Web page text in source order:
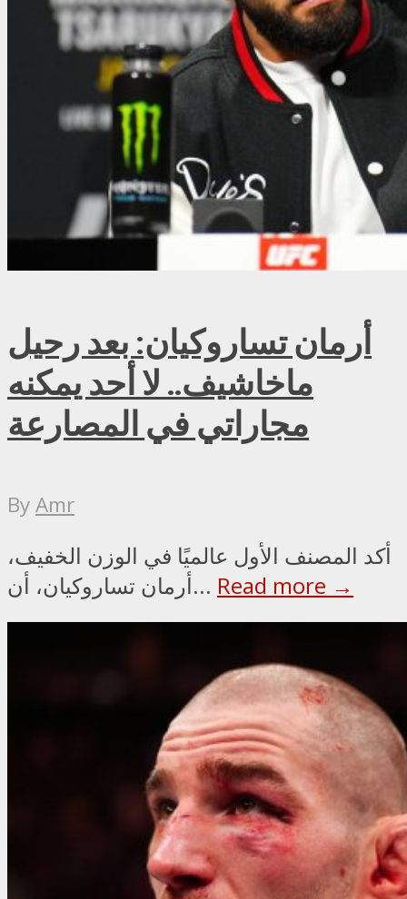
أرمان تساروكيان: بعد رحيل
ماخاشيف.. لا أحد يمكنه
مجاراتي في المصارعة
ByAmr
أكد المصنف الأول عالميًا في الوزن الخفيف،
أرمان تساروكيان، أن... Read more →